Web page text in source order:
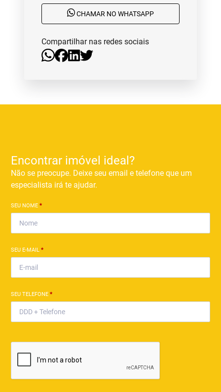
CHAMAR NO WHATSAPP
Compartilhar nas redes sociais
Encontrar imóvel ideal?
Não se preocupe. Deixe seu email e telefone que um
especialista irá te ajudar.
SEU NOME*
SEU E-MAIL*
SEU TELEFONE*